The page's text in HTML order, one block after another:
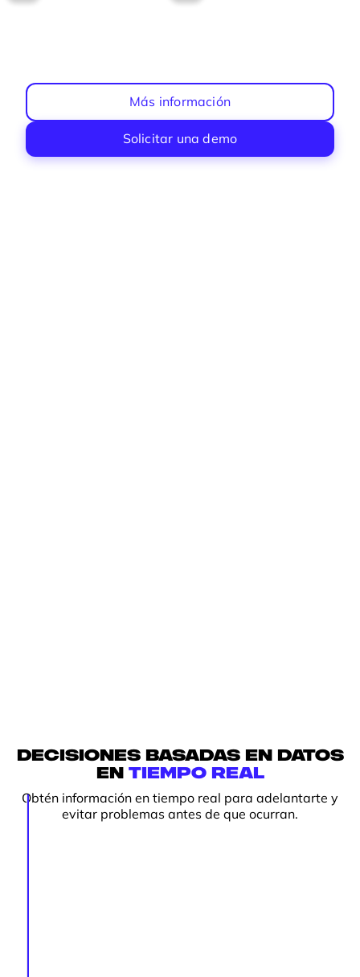
Más información
Solicitar una demo
Decisiones basadas en datos
en tiempo real
Obtén información en tiempo real para adelantarte y
evitar problemas antes de que ocurran.